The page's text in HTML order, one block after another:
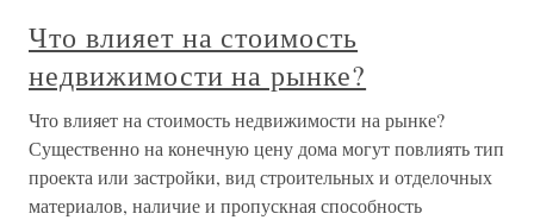
Что влияет на стоимость
недвижимости на рынке?
Что влияет на стоимость недвижимости на рынке?
Существенно на конечную цену дома могут повлиять тип
проекта или застройки, вид строительных и отделочных
материалов, наличие и пропускная способность